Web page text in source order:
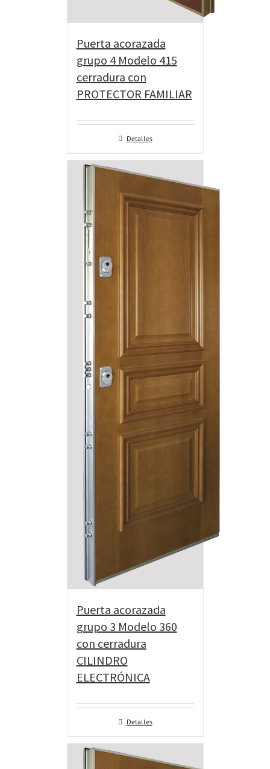
Puerta acorazada
grupo 4 Modelo 415
cerradura con
PROTECTOR FAMILIAR
Detalles
Puerta acorazada
grupo 3 Modelo 360
con cerradura
CILINDRO
ELECTRÓNICA
Detalles